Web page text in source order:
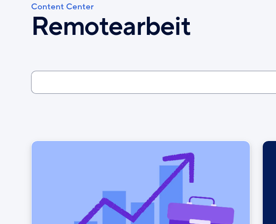
Pfadnavigation
Content Center
Remotearbeit